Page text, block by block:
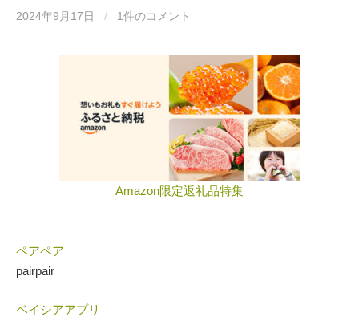
2024年9月17日 / 1件のコメント
Amazon限定返礼品特集
ペアペア
pairpair
ベイシアアプリ